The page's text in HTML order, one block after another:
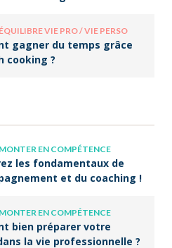
ÉQUILIBRE VIE PRO / VIE PERSO
gagner du temps grâce
cooking ?
MONTER EN COMPÉTENCE
les fondamentaux de
et du coaching !
MONTER EN COMPÉTENCE
bien préparer votre
la vie professionnelle ?